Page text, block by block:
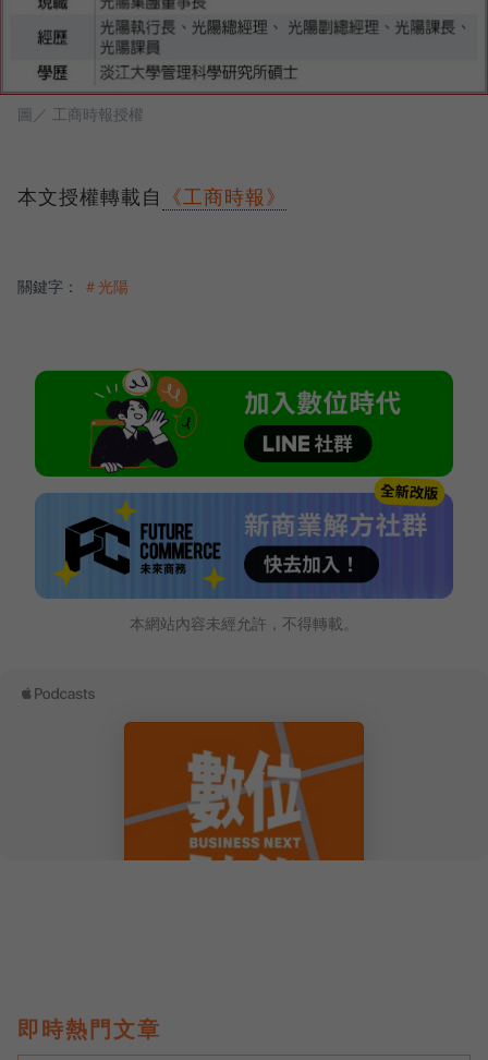
圖／ 工商時報授權
本文授權轉載自 《工商時報》
關鍵字： ＃光陽
本網站內容未經允許，不得轉載。
即時熱門文章